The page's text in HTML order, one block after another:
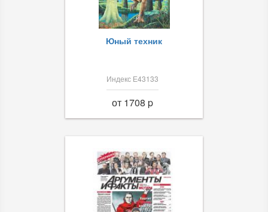
Юный техник
Индекс Е43133
от 1708 p